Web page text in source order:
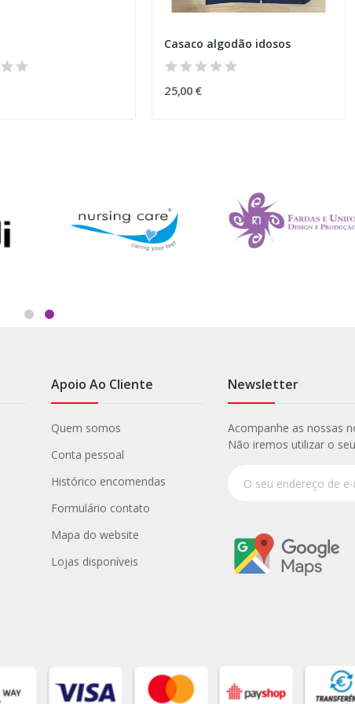
Casaco algodão idosos
25,00 €
Apoio Ao Cliente
Quem somos
Conta pessoal
Histórico encomendas
Formulário contato
Mapa do website
Lojas disponíveis
Newsletter
Acompanhe as nossas
Não iremos utilizar o